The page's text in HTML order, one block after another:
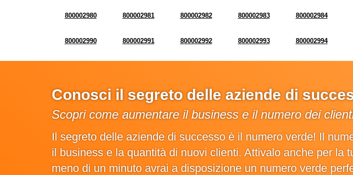
800002980 800002981 800002982 800002983 800002984
800002990 800002991 800002992 800002993 800002994
Conosci il segreto delle aziende di
Scopri come aumentare il business e il numero dei
Il segreto delle aziende di successo è il numero verde! Il
il business e la quantità di nuovi clienti. Attivalo anche per la
meno di un minuto avrai a disposizione un numero verde